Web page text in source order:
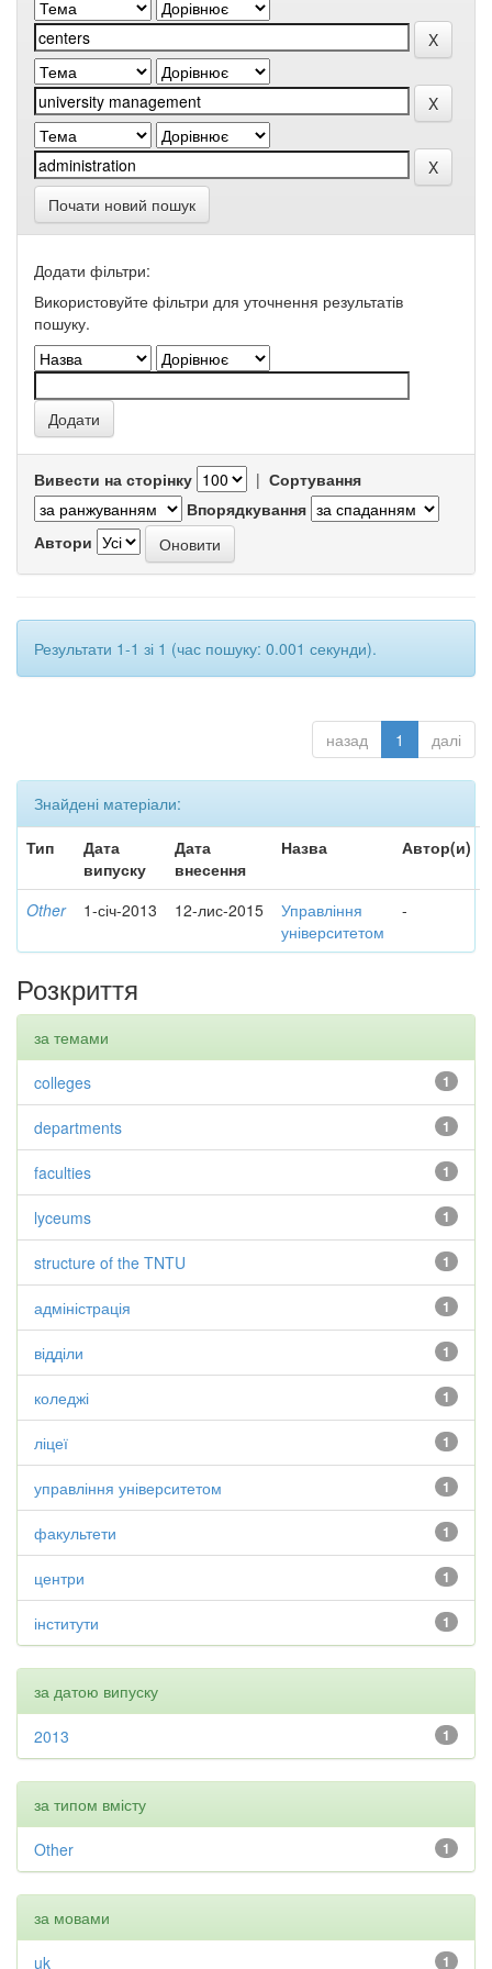
Почати новий пошук
Додати фільтри:
Використовуйте фільтри для уточнення результатів
пошуку.
Вивести на сторінку | Сортування
Впорядкування
Автори
Результати 1-1 зі 1 (час пошуку: 0.001 секунди).
назад 1 далі
Знайдені матеріали:
Тип
Дата
випуску
Дата
внесення
Назва Автор(и)
Other 1-січ-2013 12-лис-2015
Управління
університетом
-
Розкриття
за темами
1
colleges
1
departments
1
faculties
1
lyceums
1
structure of the TNTU
1
адміністрація
1
відділи
1
коледжі
1
ліцеї
1
управління університетом
1
факультети
1
центри
1
інститути
за датою випуску
1
2013
за типом вмісту
1
Other
за мовами
1
uk